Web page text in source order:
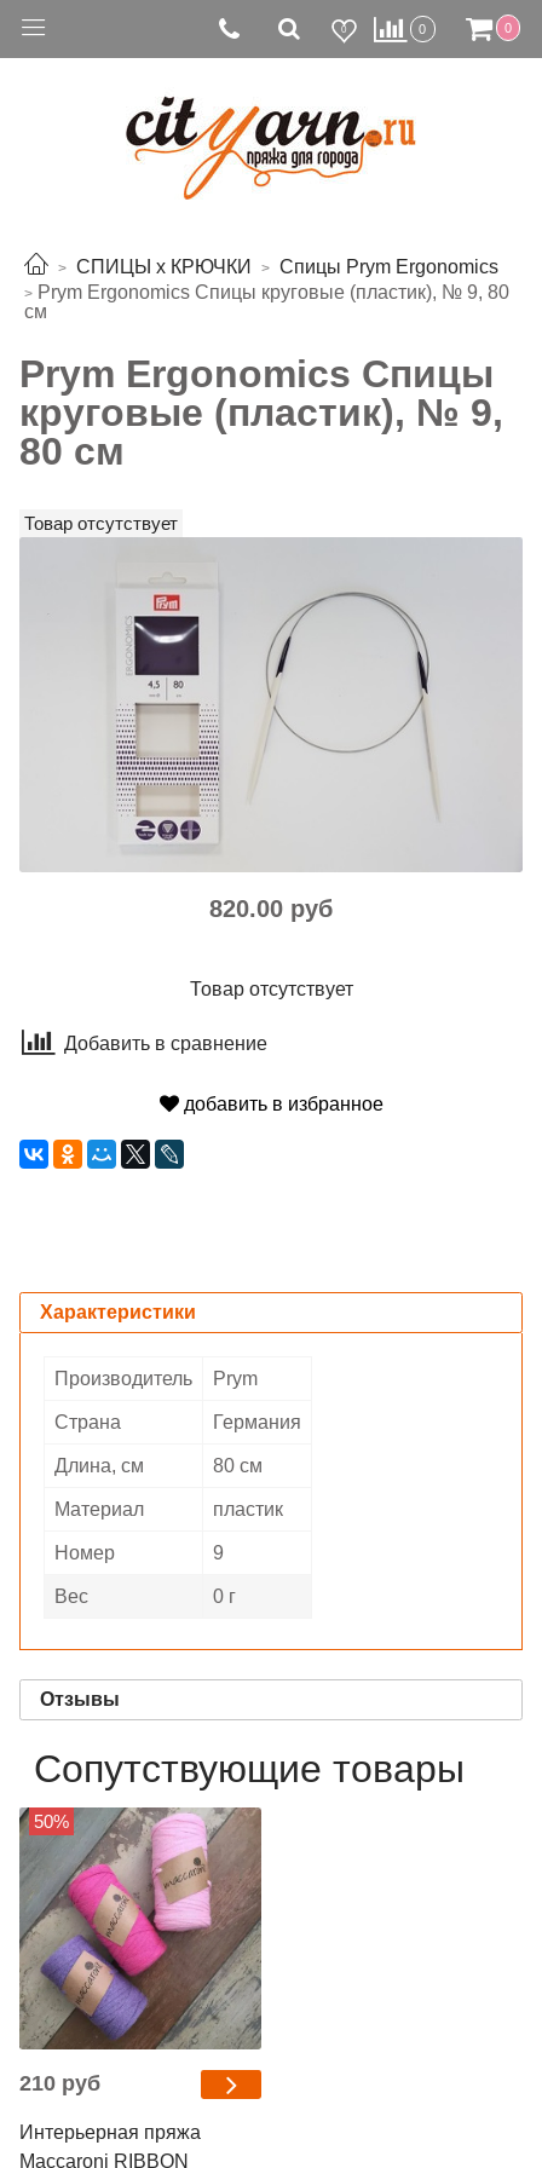
0 0 0
СПИЦЫ х КРЮЧКИ
Спицы Prym Ergonomics
Prym Ergonomics Спицы круговые (пластик), № 9, 80
см
Prym Ergonomics Спицы
круговые (пластик), № 9,
80 см
Товар отсутствует
820.00 руб
Товар отсутствует
Добавить в сравнение
добавить в избранное
Характеристики
Производитель Prym
Страна Германия
Длина, см 80 см
Материал пластик
Номер 9
Вес 0 г
Отзывы
Сопутствующие товары
50%
210 руб
Интерьерная пряжа
Maccaroni RIBBON